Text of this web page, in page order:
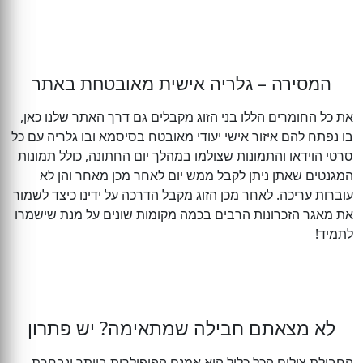
המסירה – גלריה אישית מאובטחת באתר
את כל החומרים הללו בני הזוג מקבלים גם דרך האתר שלנו כאן,
בו נפתח להם איזור אישי יעודי מאובטח בסיסמא ובו גלריה עם כל
סרטי הוידאו והתמונות שצולמו במהלך יום החתונה, כולל תמונות
המגנטים שאתן ניתן לקבל ממש יום לאחר מכן מאחר והן לא
עוברות עריכה. לאחר מכן הזוג מקבל הדרכה על ידינו כיצד לשמור
את מאגר הזכרונות הרבים בכמה מקומות שונים על מנת שישמרו
לתמיד!
לא מצאתם חבילה שמתאימה? יש פתרון